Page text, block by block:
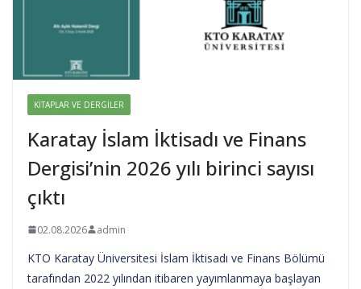
KITAPLAR VE DERGILER
Karatay İslam İktisadı ve Finans
Dergisi’nin 2026 yılı birinci sayısı
çıktı
02.08.2026 admin
KTO Karatay Üniversitesi İslam İktisadı ve Finans Bölümü
tarafından 2022 yılından itibaren yayımlanmaya başlayan